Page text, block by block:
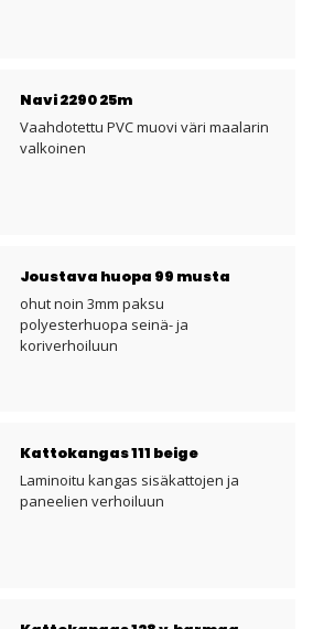
Navi 2290 25m
Vaahdotettu PVC muovi väri maalarin
valkoinen
Joustava huopa 99 musta
ohut noin 3mm paksu
polyesterhuopa seinä- ja
koriverhoiluun
Kattokangas 111 beige
Laminoitu kangas sisäkattojen ja
paneelien verhoiluun